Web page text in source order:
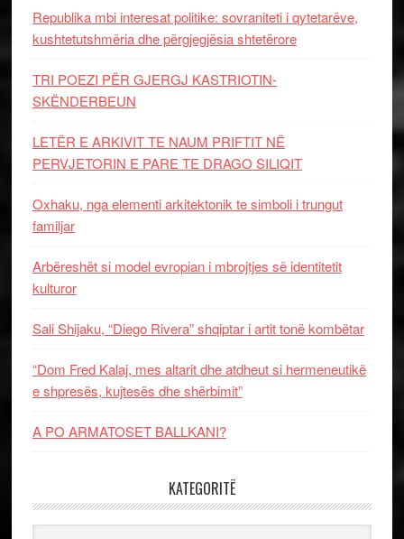
Republika mbi interesat politike: sovraniteti i qytetarëve,
kushtetutshmëria dhe përgjegjësia shtetërore
TRI POEZI PËR GJERGJ KASTRIOTIN-
SKËNDERBEUN
LETËR E ARKIVIT TE NAUM PRIFTIT NË
PERVJETORIN E PARE TE DRAGO SILIQIT
Oxhaku, nga elementi arkitektonik te simboli i trungut
familjar
Arbëreshët si model evropian i mbrojtjes së identitetit
kulturor
Sali Shijaku, “Diego Rivera” shqiptar i artit tonë kombëtar
“Dom Fred Kalaj, mes altarit dhe atdheut si hermeneutikë
e shpresës, kujtesës dhe shërbimit”
A PO ARMATOSET BALLKANI?
KATEGORITË